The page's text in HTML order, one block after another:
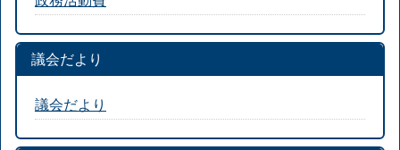
議会だより
議会だより